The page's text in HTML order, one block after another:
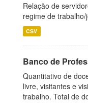
Relação de
regime de
CSV
Banco de
Quantitativo de
livre, visitantes e
trabalho. Total de